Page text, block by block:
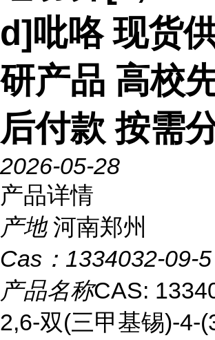
d]吡咯 现货
研产品 高校
后付款 按需
2026-05-28
产品详情
产地 河南郑州
Cas： 1334032-09-5
产品名称CAS:
2,6-双(三甲基锡)-4-